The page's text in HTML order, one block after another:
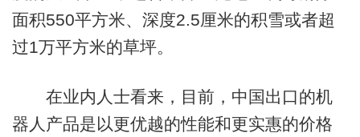
面积550平方米、深度2.5厘米的积雪或者超
过1万平方米的草坪。
在业内人士看来，目前，中国出口的机
器人产品是以更优越的性能和更实惠的价格